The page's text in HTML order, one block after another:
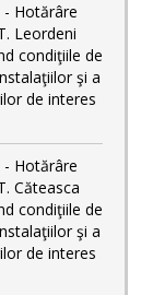
Hotărâre
Leordeni
condiţiile de
şi a
de interes
Hotărâre
Căteasca
condiţiile de
şi a
de interes